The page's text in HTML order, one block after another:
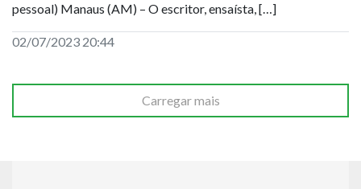
pessoal) Manaus (AM) – O escritor, ensaísta, […]
02/07/2023 20:44
Carregar mais